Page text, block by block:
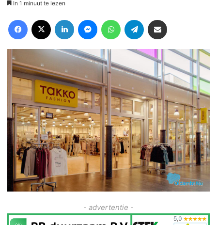
In 1 minuut te lezen
- advertentie -